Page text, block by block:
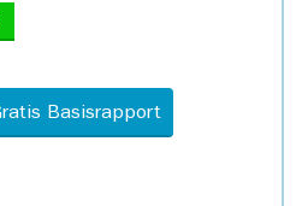
Basisrapport